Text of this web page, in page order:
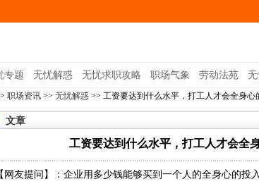
专题 无忧解惑 无忧求职攻略 职场气象 劳动法苑
职场资讯 >> 无忧解惑 >> 工资要达到什么水平，打工人才会全身心
文章
工资要达到什么水平，打工人才会全
友提问】：企业用多少钱能够买到一个人的全身心的投